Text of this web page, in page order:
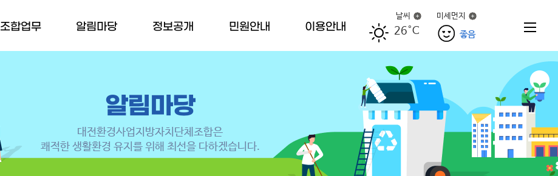
조합업무 알림마당 정보공개 민원안내 이용안내
날씨
26°C
미세먼지
좋음
알림마당
대전환경사업지방자치단체조합은
쾌적한 생활환경 유지를 위해 최선을 다하겠습니다.